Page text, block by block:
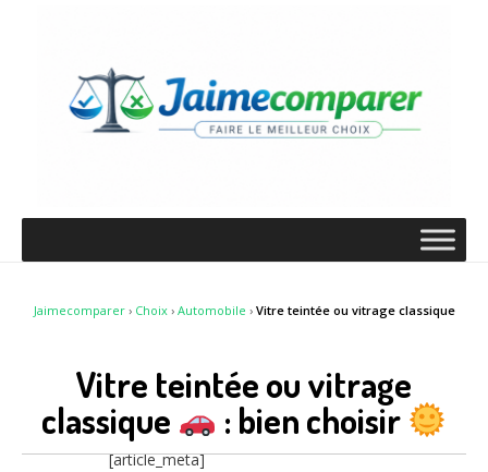
Jaimecomparer› Choix› Automobile › Vitre teintée ou vitrage classique
Vitre teintée ou vitrage
classique
: bien choisir
[article_meta]